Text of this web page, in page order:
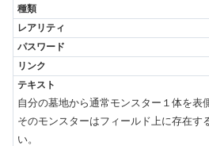
自分の墓地から通常モンスター１体を表
そのモンスターはフィールド上に存在す
い。